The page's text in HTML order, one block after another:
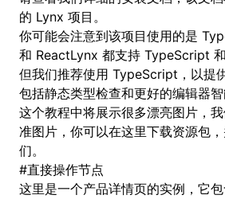
的 Lynx 项目。
你可能会注意到该项目使用的是
和 ReactLynx 都支持 TypeScript
但我们推荐使用 TypeScript，以提
包括静态类型检查和更好的编辑器智
这个教程中将展示很多漂亮图片，
准图片，你可以在这里下载资源包
们。
#直接操作节点
这里是一个产品详情页的实例，它